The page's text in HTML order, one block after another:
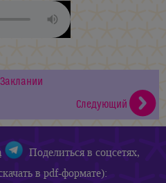
Следующий
Поделиться в соцсетях,
в pdf-формате):